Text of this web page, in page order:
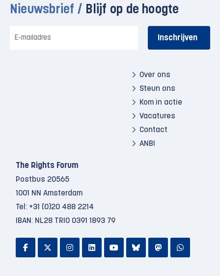
Nieuwsbrief / Blijf op de hoogte
mailadres
Over ons
Steun ons
Kom in actie
Vacatures
Contact
ANBI
The Rights Forum
Postbus 20565
1001 NN Amsterdam
Tel: +31 (0)20 488 2214
IBAN: NL28 TRIO 0391 1893 79